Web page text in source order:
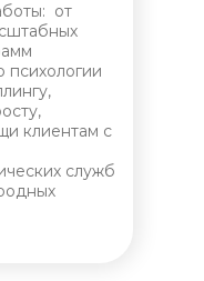
от
психологии
клиентам с
служб